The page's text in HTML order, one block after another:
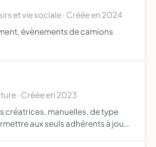
et vie sociale · Créée en 2024
évènements de camions
· Créée en 2023
créatrices, manuelles, de type
aux seuls adhérents à jour